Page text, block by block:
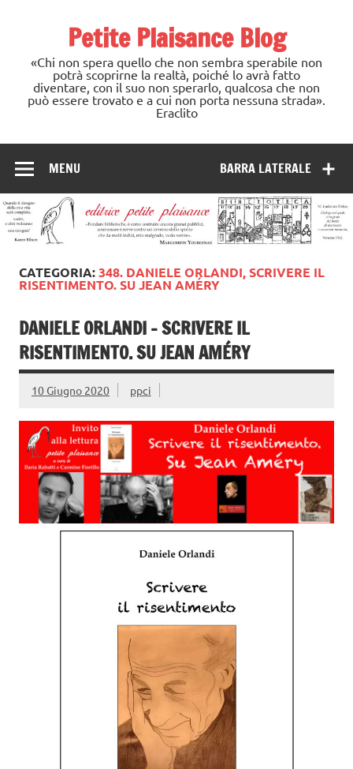
Petite Plaisance Blog
«Chi non spera quello che non sembra sperabile non
potrà scoprirne la realtà, poiché lo avrà fatto
diventare, con il suo non sperarlo, qualcosa che non
può essere trovato e a cui non porta nessuna strada».
Eraclito
BARRA LATERALE
MENU
CATEGORIA:348. DANIELE ORLANDI, SCRIVERE IL
RISENTIMENTO. SU JEAN AMÉRY
DANIELE ORLANDI – SCRIVERE IL
RISENTIMENTO. SU JEAN AMÉRY
10 Giugno 2020 ppci